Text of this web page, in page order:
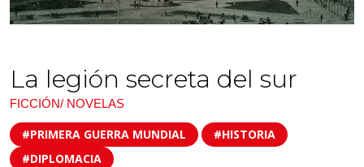
La legión secreta del sur
FICCIÓN/ NOVELAS
#PRIMERA GUERRA MUNDIAL
#HISTORIA
#DIPLOMACIA